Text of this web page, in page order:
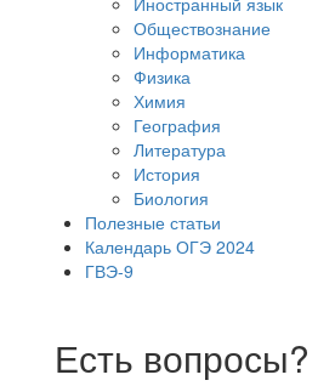
Обществознание
Информатика
Физика
Химия
География
Литература
История
Биология
Полезные статьи
Календарь ОГЭ 2024
ГВЭ-9
Есть вопросы?